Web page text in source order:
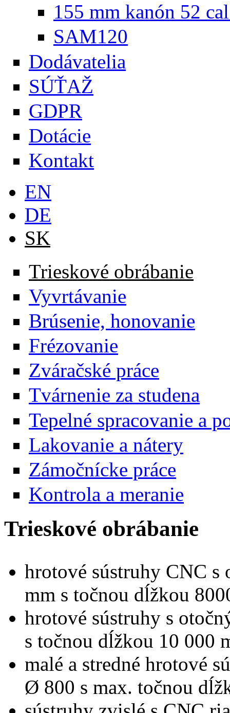
155 mm kanón 52
SAM120
Dodávatelia
SÚŤAŽ
GDPR
Dotácie
Kontakt
EN
DE
SK
Trieskové obrábanie
Vyvrtávanie
Brúsenie, honovanie
Frézovanie
Zváračské práce
Tvárnenie za studena
Tepelné spracovanie a
Lakovanie a nátery
Zámočnícke práce
Kontrola a meranie
Trieskové obrábanie
hrotové sústruhy CNC
mm s točnou dĺžkou
hrotové sústruhy s
s točnou dĺžkou 10 000
malé a stredné hrotové
Ø 800 s max. točnou